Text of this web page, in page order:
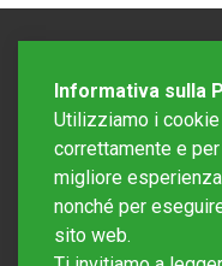
Informativa sulla
Utilizziamo i
correttamente e
migliore
nonché per
sito web.